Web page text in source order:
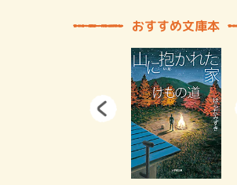
おすすめ文庫本